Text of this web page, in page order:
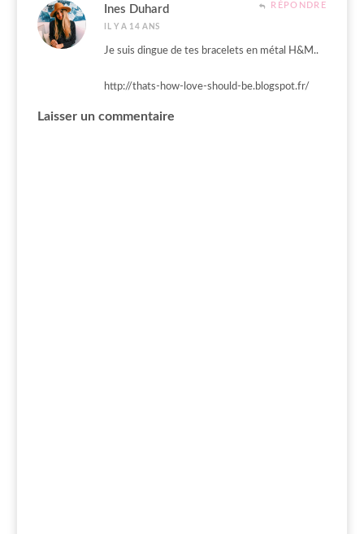
Ines Duhard
IL Y A 14 ANS
RÉPONDRE
Je suis dingue de tes bracelets en métal H&M..
http://thats-how-love-should-be.blogspot.fr/
Laisser un commentaire